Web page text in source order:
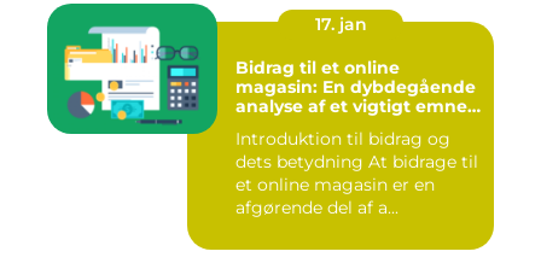
17. jan
Bidrag til et online
magasin: En dybdegående
analyse af et vigtigt emne
Introduktion til bidrag og
dets betydning At bidrage til
et online magasin er en
afgørende del af a...